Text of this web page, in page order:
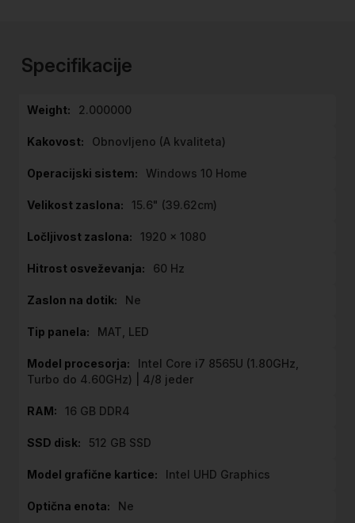
začetek
galerije
Specifikacije
2.000000
Obnovljeno (A kvaliteta)
Windows 10 Home
15.6" (39.62cm)
1920 x 1080
60 Hz
Ne
MAT, LED
Intel Core i7 8565U (1.80GHz,
Turbo do 4.60GHz) | 4/8 jeder
16 GB DDR4
512 GB SSD
Intel UHD Graphics
Ne